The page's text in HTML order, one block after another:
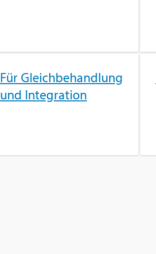
Für Gleich­be­hand­lung
und In­te­gra­ti­on